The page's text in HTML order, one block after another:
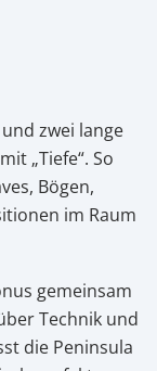
zwei lange
„Tiefe“. So
Bögen,
im Raum
gemeinsam
Technik und
die Peninsula